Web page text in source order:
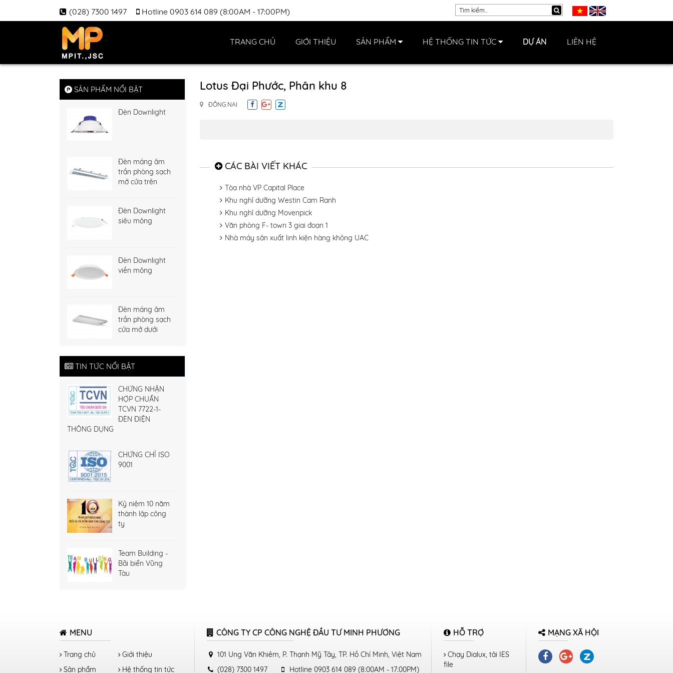
(028) 7300 1497 Hotline 0903 614 089 (8:00AM - 17:00PM)
TRANG CHỦ GIỚI THIỆU SẢN PHẨM HỆ THỐNG TIN TỨC DỰ ÁN LIÊN HỆ
SẢN PHẨM NỔI BẬT
Đèn Downlight
Đèn máng âm
trần phòng sạch
mở cửa trên
Đèn Downlight
siêu mỏng
Đèn Downlight
viền mỏng
Đèn máng âm
trần phòng sạch
cửa mở dưới
TIN TỨC NỔI BẬT
CHỨNG NHẬN
HỢP CHUẨN
TCVN 7722-1-
ĐÈN ĐIỆN
THÔNG DỤNG
CHỨNG CHỈ ISO
9001
Kỷ niệm 10 năm
thành lập công
ty
Team Building -
Bãi biển Vũng
Tàu
Lotus Đại Phước, Phân khu 8
ĐỒNG NAI
CÁC BÀI VIẾT KHÁC
Tòa nhà VP Capital Place
Khu nghỉ dưỡng Westin Cam Ranh
Khu nghỉ dưỡng Movenpick
Văn phòng F- town 3 giai đoạn 1
Nhà máy sản xuất linh kiện hàng không UAC
MENU
Trang chủ
Giới thiệu
Sản phẩm
Hệ thống tin tức
CÔNG TY CP CÔNG NGHỆ ĐẦU TƯ MINH PHƯƠNG
101 Ung Văn Khiêm, P. Thạnh Mỹ Tây, TP. Hồ Chí Minh, Việt Nam
(028) 7300 1497
Hotline 0903 614 089 (8:00AM - 17:00PM)
HỖ TRỢ
Chạy Dialux, tải IES
file
MẠNG XÃ HỘI